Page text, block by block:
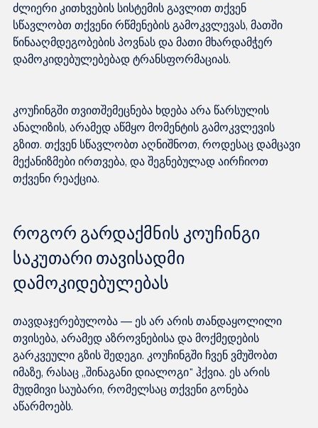
ძლიერი კითხვების სისტემის გავლით თქვენ
სწავლობთ თქვენი რწმენების გამოკვლევას, მათში
წინააღმდეგობების პოვნას და მათი მხარდამჭერ
კოუჩინგში თვითშემეცნება ხდება არა წარსულის
ანალიზის, არამედ აწმყო მომენტის გამოკვლევის
გზით. თქვენ სწავლობთ აღნიშნოთ, როდესაც დამცავი
მექანიზმები ირთვება, და შეგნებულად აირჩიოთ
როგორ გარდაქმნის კოუჩინგი
საკუთარი თავისადმი
დამოკიდებულებას
თავდაჯერებულობა — ეს არ არის თანდაყოლილი
თვისება, არამედ აზროვნებისა და მოქმედების
გარკვეული გზის შედეგი. კოუჩინგში ჩვენ ვმუშობთ
იმაზე, რასაც „შინაგანი დიალოგი" ჰქვია. ეს არის
მუდმივი საუბარი, რომელსაც თქვენი გონება